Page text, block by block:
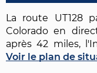
La route UT128
Colorado en
après 42 miles,
Voir le plan de